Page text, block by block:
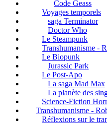
Code Geass
Voyages temporels
saga Terminator
Doctor Who
Le Steampunk
Transhumanisme -
Le Biopunk
Jurassic Park
Le Post-Apo
La saga Mad Max
La planète des
Science-Fiction
Transhumanisme -
Réflexions sur le